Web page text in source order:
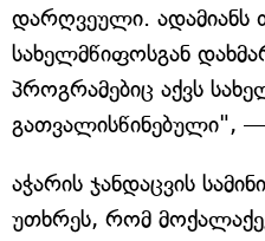
დარღვეული. ადამიანს
სახელმწიფოსგან
პროგრამებიც აქვს
გათვალისწინებული", —
აჭარის ჯანდაცვის
უთხრეს, რომ